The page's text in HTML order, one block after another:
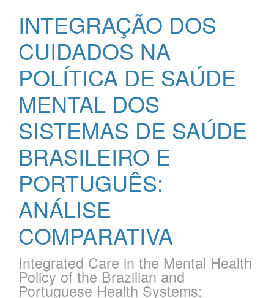
INTEGRAÇÃO DOS
CUIDADOS NA
POLÍTICA DE SAÚDE
MENTAL DOS
SISTEMAS DE SAÚDE
BRASILEIRO E
PORTUGUÊS:
ANÁLISE
COMPARATIVA
Integrated Care in the Mental Health
Policy of the Brazilian and
Portuguese Health Systems: